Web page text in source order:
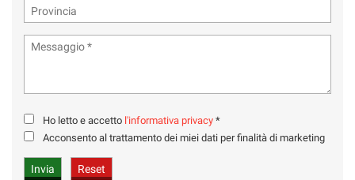
Ho letto e accetto l'informativa privacy *
Acconsento al trattamento dei miei dati per finalità di marketing